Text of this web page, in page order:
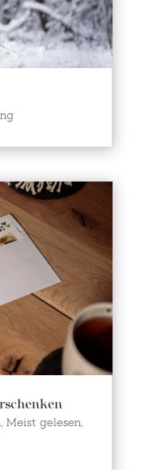
, Meist gelesen,